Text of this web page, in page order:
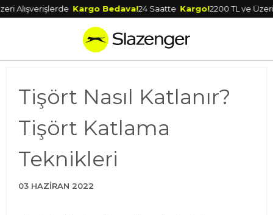
Kargo Bedava!24 Saatte Kargo!2200 TL ve Üzeri
Tişört Nasıl Katlanır?
Tişört Katlama
Teknikleri
03 HAZIRAN 2022